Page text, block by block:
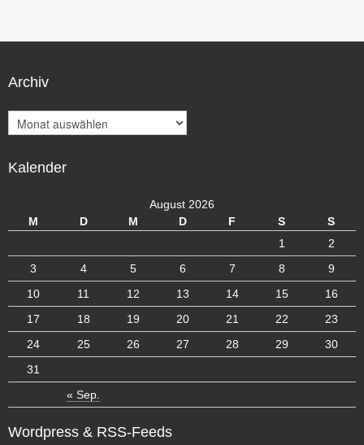
Archiv
r
h
Kalender
August 2026
M
D M D F S S
« Sep.
1
2
3
4 5 6 7 8
9
10
11 12 13 14 15
16
17
18 19 20 21 22
23
24
25 26 27 28 29
30
31
Wordpress & RSS-Feeds